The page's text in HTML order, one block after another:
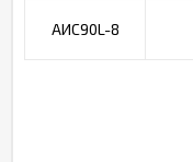
АИС90L-8